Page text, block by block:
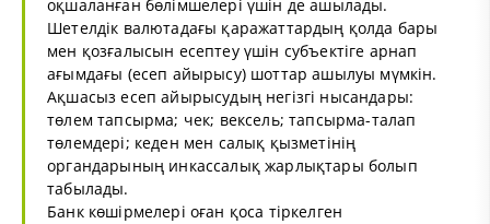
оқшаланған бөлімшелері үшін де ашылады.
Шетелдік валютадағы қаражаттардың қолда бары
мен қозғалысын есептеу үшін субъектіге арнап
ағымдағы (есеп айырысу) шоттар ашылуы мүмкін.
Ақшасыз есеп айырысудың негізгі нысандары:
төлем тапсырма; чек; вексель; тапсырма-талап
төлемдері; кеден мен салық қызметінің
органдарының инкассалық жарлықтары болып
табылады.
Банк көшірмелері оған қоса тіркелген